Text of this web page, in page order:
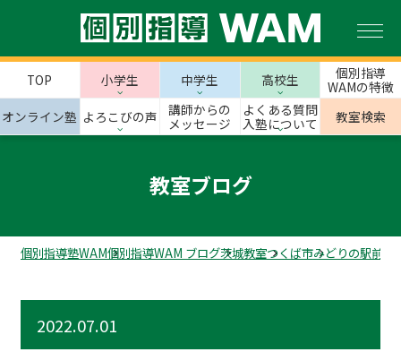
TOP 小学生 中学生 高校生
個別指導
WAMの特徴
オンライン塾 よろこびの声
講師からの
メッセージ
よくある質問
入塾について
教室検索
教室ブログ
個別指導塾WAM個別指導WAM ブログ茨城教室つくば市みどりの駅前校
2022.07.01